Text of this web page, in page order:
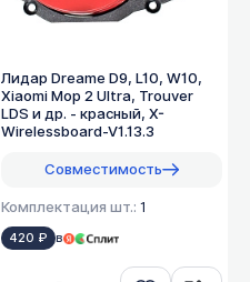
Лидар Dreame D9, L10, W10,
Xiaomi Mop 2 Ultra, Trouver
LDS и др. - красный, X-
Wirelessboard-V1.13.3
Совместимость
Комплектация шт.: 1
420 ₽ в